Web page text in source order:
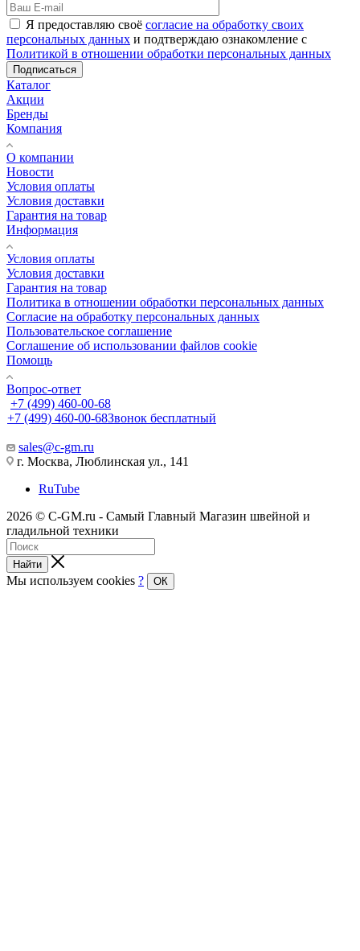
Я предоставляю своё согласие на обработку своих
персональных данных и подтверждаю ознакомление с
Политикой в отношении обработки персональных данных
Подписаться
Каталог
Акции
Бренды
Компания
О компании
Новости
Условия оплаты
Условия доставки
Гарантия на товар
Информация
Условия оплаты
Условия доставки
Гарантия на товар
Политика в отношении обработки персональных данных
Cогласие на обработку персональных данных
Пользовательское соглашение
Cоглашение об использовании файлов cookie
Помощь
Вопрос-ответ
+7 (499) 460-00-68
+7 (499) 460-00-68Звонок бесплатный
sales@c-gm.ru
г. Москва, Люблинская ул., 141
RuTube
2026 © C-GM.ru - Самый Главный Магазин швейной и
гладильной техники
Найти
Мы используем cookies ? ОК